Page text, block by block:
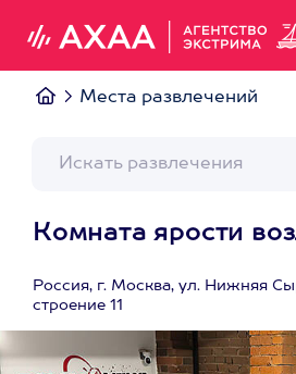
Места развлечений
Комната ярости
Россия, г. Москва, ул. Нижняя
строение 11